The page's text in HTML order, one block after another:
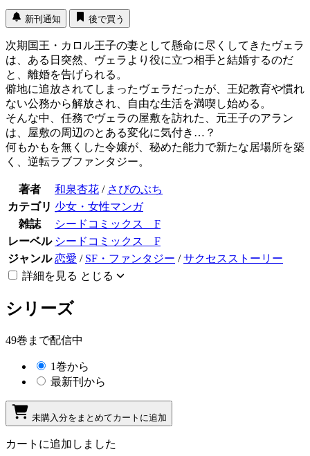
新刊通知 後で買う
次期国王・カロル王子の妻として懸命に尽くしてきたヴェラ
は、ある日突然、ヴェラより役に立つ相手と結婚するのだ
と、離婚を告げられる。
僻地に追放されてしまったヴェラだったが、王妃教育や慣れ
ない公務から解放され、自由な生活を満喫し始める。
そんな中、任務でヴェラの屋敷を訪れた、元王子のアラン
は、屋敷の周辺のとある変化に気付き…？
何もかもを無くした令嬢が、秘めた能力で新たな居場所を築
く、逆転ラブファンタジー。
著者 和泉杏花 / さびのぶち
カテゴリ 少女・女性マンガ
雑誌
シードコミックス F
レーベル シードコミックス F
ジャンル 恋愛 / SF・ファンタジー /サクセスストーリー
詳細を見る とじる
シリーズ
49巻まで配信中
1巻から
最新刊から
未購入分をまとめてカートに追加
カートに追加しました